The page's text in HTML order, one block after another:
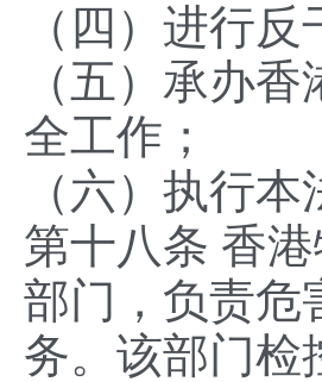
（四）进行
（五）承办
全工作；
（六）执行
第十八条 香
部门，负责危
务。该部门检